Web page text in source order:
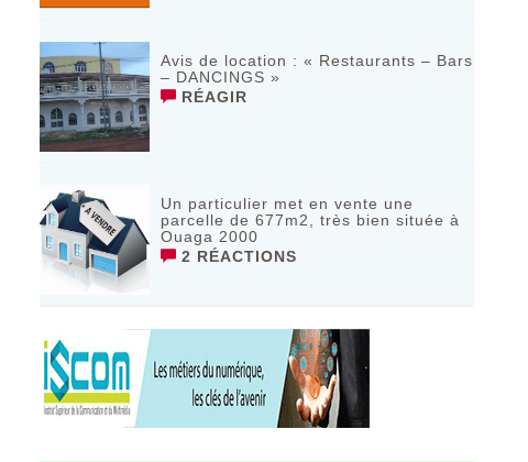
Avis de location : « Restaurants – Bars
– DANCINGS »
RÉAGIR
Un particulier met en vente une
parcelle de 677m2, très bien située à
Ouaga 2000
2 RÉACTIONS